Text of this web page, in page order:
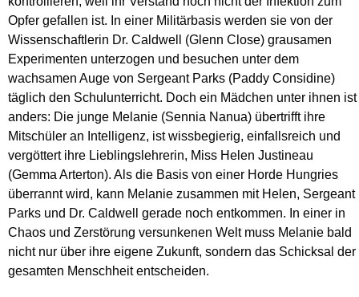
Opfer gefallen ist. In einer Militärbasis werden sie von der
Wissenschaftlerin Dr. Caldwell (Glenn Close) grausamen
Experimenten unterzogen und besuchen unter dem
wachsamen Auge von Sergeant Parks (Paddy Considine)
täglich den Schulunterricht. Doch ein Mädchen unter ihnen ist
anders: Die junge Melanie (Sennia Nanua) übertrifft ihre
Mitschüler an Intelligenz, ist wissbegierig, einfallsreich und
vergöttert ihre Lieblingslehrerin, Miss Helen Justineau
(Gemma Arterton). Als die Basis von einer Horde Hungries
überrannt wird, kann Melanie zusammen mit Helen, Sergeant
Parks und Dr. Caldwell gerade noch entkommen. In einer in
Chaos und Zerstörung versunkenen Welt muss Melanie bald
nicht nur über ihre eigene Zukunft, sondern das Schicksal der
gesamten Menschheit entscheiden.